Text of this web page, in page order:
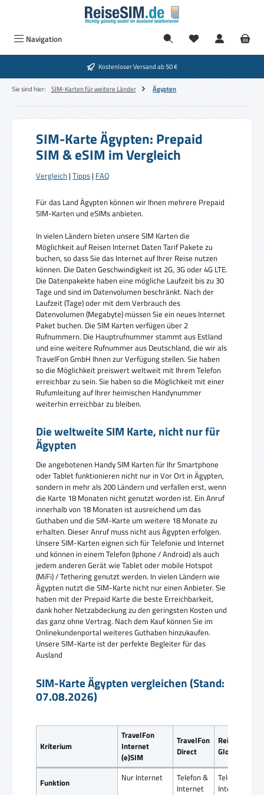
Zum Hauptinhalt springen
Navigation
Kostenloser Versand ab 50 €
Sie sind hier: SIM-Karten für weitere Länder Ägypten
SIM-Karte Ägypten: Prepaid
SIM & eSIM im Vergleich
Vergleich | Tipps | FAQ
Für das Land Ägypten können wir Ihnen mehrere Prepaid
SIM-Karten und eSIMs anbieten.
In vielen Ländern bieten unsere SIM Karten die
Möglichkeit auf Reisen Internet Daten Tarif Pakete zu
buchen, so dass Sie das Internet auf Ihrer Reise nutzen
können. Die Daten Geschwindigkeit ist 2G, 3G oder 4G LTE.
Die Datenpakekte haben eine mögliche Laufzeit bis zu 30
Tage und sind im Datenvolumen beschränkt. Nach der
Laufzeit (Tage) oder mit dem Verbrauch des
Datenvolumen (Megabyte) müssen Sie ein neues Internet
Paket buchen. Die SIM Karten verfügen über 2
Rufnummern. Die Hauptrufnummer stammt aus Estland
und eine weitere Rufnummer aus Deutschland, die wir als
TravelFon GmbH Ihnen zur Verfügung stellen. Sie haben
so die Möglichkeit preiswert weltweit mit Ihrem Telefon
erreichbar zu sein. Sie haben so die Möglichkeit mit einer
Rufumleitung auf Ihrer heimischen Handynummer
weiterhin erreichbar zu bleiben.
Die weltweite SIM Karte, nicht nur für
Ägypten
Die angebotenen Handy SIM Karten für Ihr Smartphone
oder Tablet funktionieren nicht nur in Vor Ort in Ägypten,
sondern in mehr als 200 Ländern und verfallen erst, wenn
die Karte 18 Monaten nicht genutzt worden ist. Ein Anruf
innerhalb von 18 Monaten ist ausreichend um das
Guthaben und die SIM-Karte um weitere 18 Monate zu
erhalten. Dieser Anruf muss nicht aus Ägypten erfolgen.
Unsere SIM-Karten eignen sich für Telefonie und Internet
und können in einem Telefon (Iphone / Android) als auch
jedem anderen Gerät wie Tablet oder mobile Hotspot
(MiFi) / Tethering genutzt werden. In vielen Ländern wie
Ägypten nutzt die SIM-Karte nicht nur einen Anbieter. Sie
haben mit der Prepaid Karte die beste Erreichbarkeit,
dank hoher Netzabdeckung zu den geringsten Kosten und
das ganz ohne Vertrag. Nach dem Kauf können Sie im
Onlinekundenportal weiteres Guthaben hinzukaufen.
Unsere SIM-Karte ist der perfekte Begleiter für das
Ausland
SIM-Karte Ägypten vergleichen (Stand:
07.08.2026)
Kriterium
TravelFon
Internet
(e)SIM
TravelFon
Direct
ReiseSIM
Global SIM
Funktion Nur Internet
Telefon &
Internet
Telefon &
Internet